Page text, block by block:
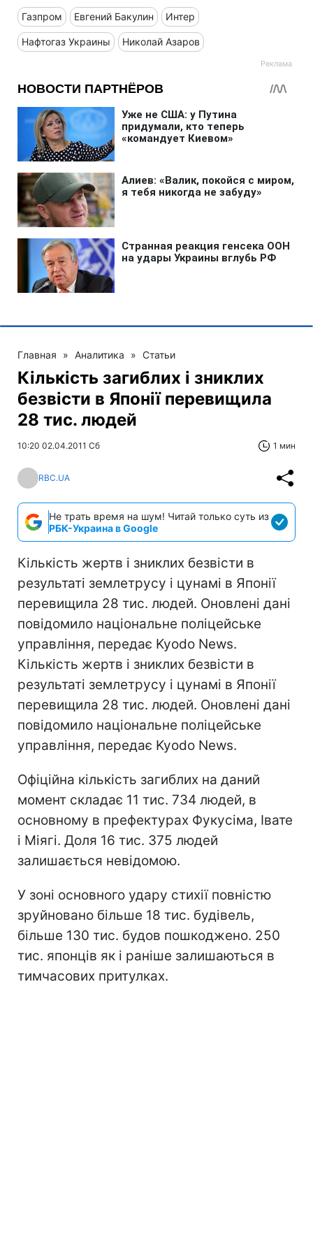
Газпром Евгений Бакулин Интер
Нафтогаз Украины Николай Азаров
Главная » Аналитика » Статьи
Кількість загиблих і зниклих
безвісти в Японії перевищила
28 тис. людей
10:20 02.04.2011 Сб 1 мин
RBC.UA
Не трать время на шум! Читай только суть из
РБК-Украина в Google
Кількість жертв і зниклих безвісти в
результаті землетрусу і цунамі в Японії
перевищила 28 тис. людей. Оновлені дані
повідомило національне поліцейське
управління, передає Kyodo News.
Кількість жертв і зниклих безвісти в
результаті землетрусу і цунамі в Японії
перевищила 28 тис. людей. Оновлені дані
повідомило національне поліцейське
управління, передає Kyodo News.
Офіційна кількість загиблих на даний
момент складає 11 тис. 734 людей, в
основному в префектурах Фукусіма, Івате
і Міягі. Доля 16 тис. 375 людей
залишається невідомою.
У зоні основного удару стихії повністю
зруйновано більше 18 тис. будівель,
більше 130 тис. будов пошкоджено. 250
тис. японців як і раніше залишаються в
тимчасових притулках.